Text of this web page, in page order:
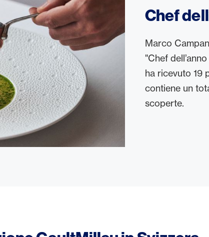
Chef
Marco
"Chef
ha ricevuto 19
contiene un
scoperte.